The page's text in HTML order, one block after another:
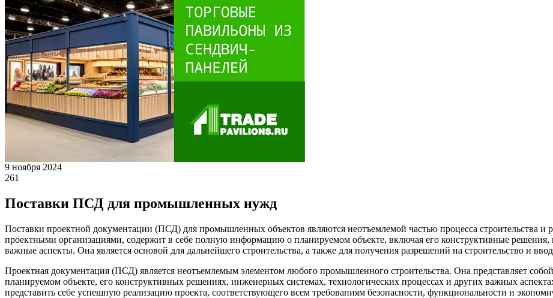
9 ноября 2024
261
Поставки ПСД для промышленных нужд
Поставки проектной документации (ПСД) для промышленных объектов являются неотъемлемой частью процесса строительства
проектными организациями, содержит в себе полную информацию о планируемом объекте, включая его конструктивные
важные аспекты. Она является основой для дальнейшего строительства, а также для получения разрешений на строительство и
Проектная документация (ПСД) является неотъемлемым элементом любого промышленного строительства. Она представляет
планируемом объекте, его конструктивных решениях, инженерных системах, технологических процессах и других важных
представить себе успешную реализацию проекта, соответствующего всем требованиям безопасности, функциональности и